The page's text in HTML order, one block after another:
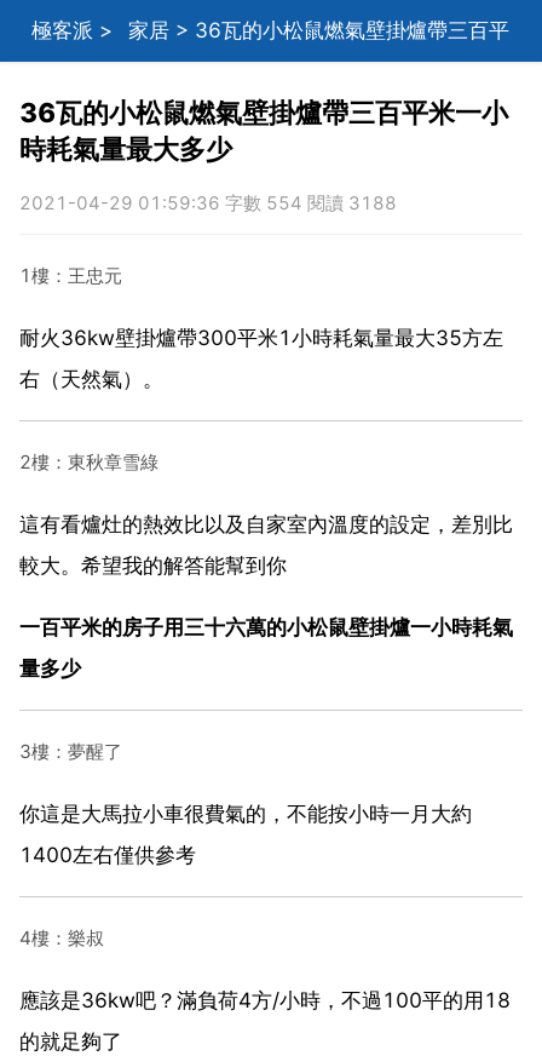
極客派 > 家居 > 36瓦的小松鼠燃氣壁掛爐帶三百平
36瓦的小松鼠燃氣壁掛爐帶三百平米一小
時耗氣量最大多少
2021-04-29 01:59:36 字數 554 閱讀 3188
1樓：王忠元
耐火36kw壁掛爐帶300平米1小時耗氣量最大35方左
右（天然氣）。
2樓：東秋章雪綠
這有看爐灶的熱效比以及自家室內溫度的設定，差別比
較大。希望我的解答能幫到你
一百平米的房子用三十六萬的小松鼠壁掛爐一小時耗氣
量多少
3樓：夢醒了
你這是大馬拉小車很費氣的，不能按小時一月大約
1400左右僅供參考
4樓：樂叔
應該是36kw吧？滿負荷4方/小時，不過100平的用18
的就足夠了